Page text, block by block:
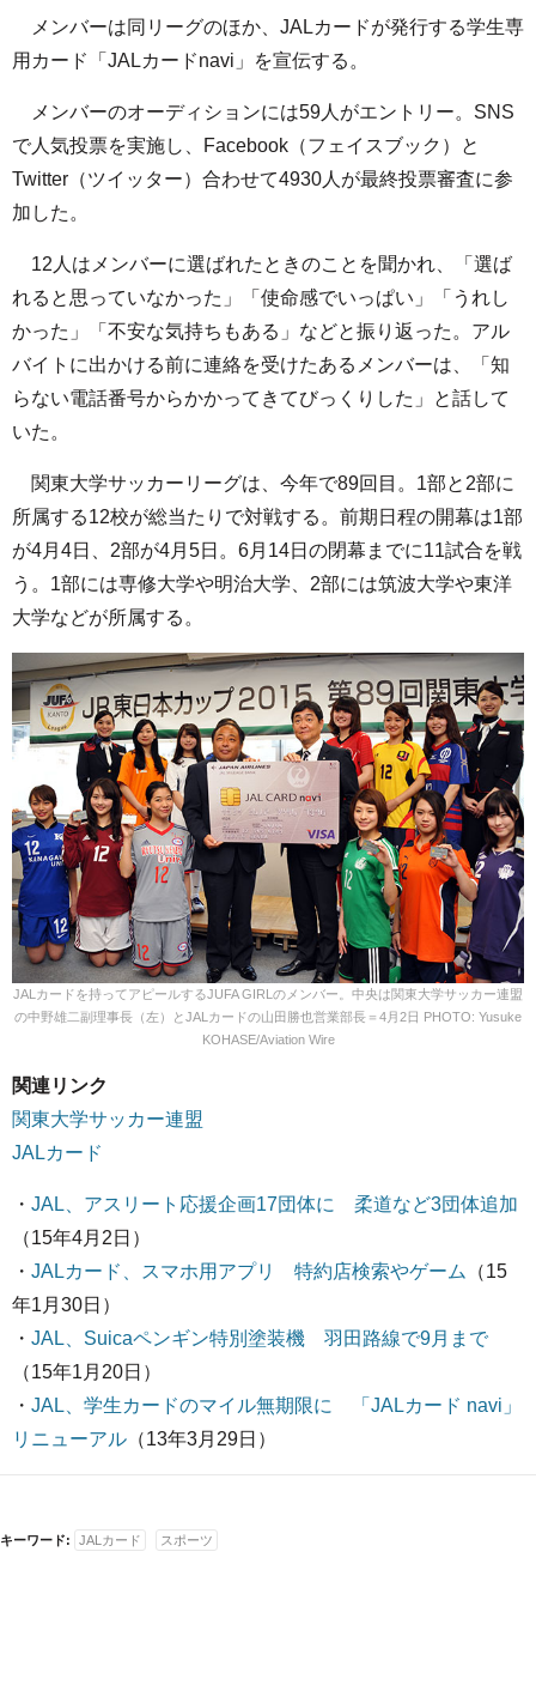
メンバーは同リーグのほか、JALカードが発行する学生専
用カード「JALカードnavi」を宣伝する。
メンバーのオーディションには59人がエントリー。SNS
で人気投票を実施し、Facebook（フェイスブック）と
Twitter（ツイッター）合わせて4930人が最終投票審査に参
加した。
12人はメンバーに選ばれたときのことを聞かれ、「選ば
れると思っていなかった」「使命感でいっぱい」「うれし
かった」「不安な気持ちもある」などと振り返った。アル
バイトに出かける前に連絡を受けたあるメンバーは、「知
らない電話番号からかかってきてびっくりした」と話して
いた。
関東大学サッカーリーグは、今年で89回目。1部と2部に
所属する12校が総当たりで対戦する。前期日程の開幕は1部
が4月4日、2部が4月5日。6月14日の閉幕までに11試合を戦
う。1部には専修大学や明治大学、2部には筑波大学や東洋
大学などが所属する。
JALカードを持ってアピールするJUFA GIRLのメンバー。中央は関東大学サッカー連盟
の中野雄二副理事長（左）とJALカードの山田勝也営業部長＝4月2日 PHOTO: Yusuke
KOHASE/Aviation Wire
関連リンク
関東大学サッカー連盟
JALカード
・ JAL、アスリート応援企画17団体に 柔道など3団体追加
（15年4月2日）
・ JALカード、スマホ用アプリ 特約店検索やゲーム
（15
年1月30日）
・ JAL、Suicaペンギン特別塗装機 羽田路線で9月まで
（15年1月20日）
・ JAL、学生カードのマイル無期限に 「JALカード navi」
リニューアル （13年3月29日）
キーワード: JALカード スポーツ